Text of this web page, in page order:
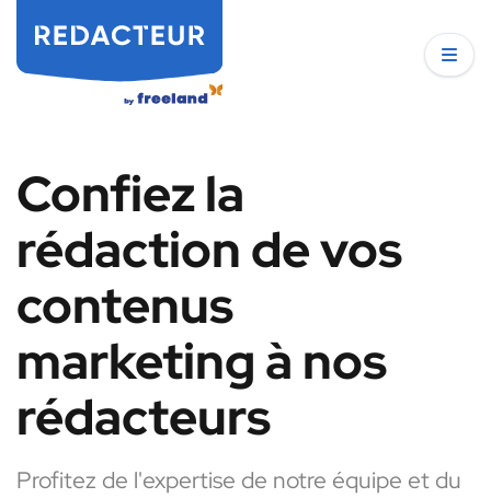
Confiez la
rédaction de vos
contenus
marketing à nos
rédacteurs
Profitez de l'expertise de notre équipe et du